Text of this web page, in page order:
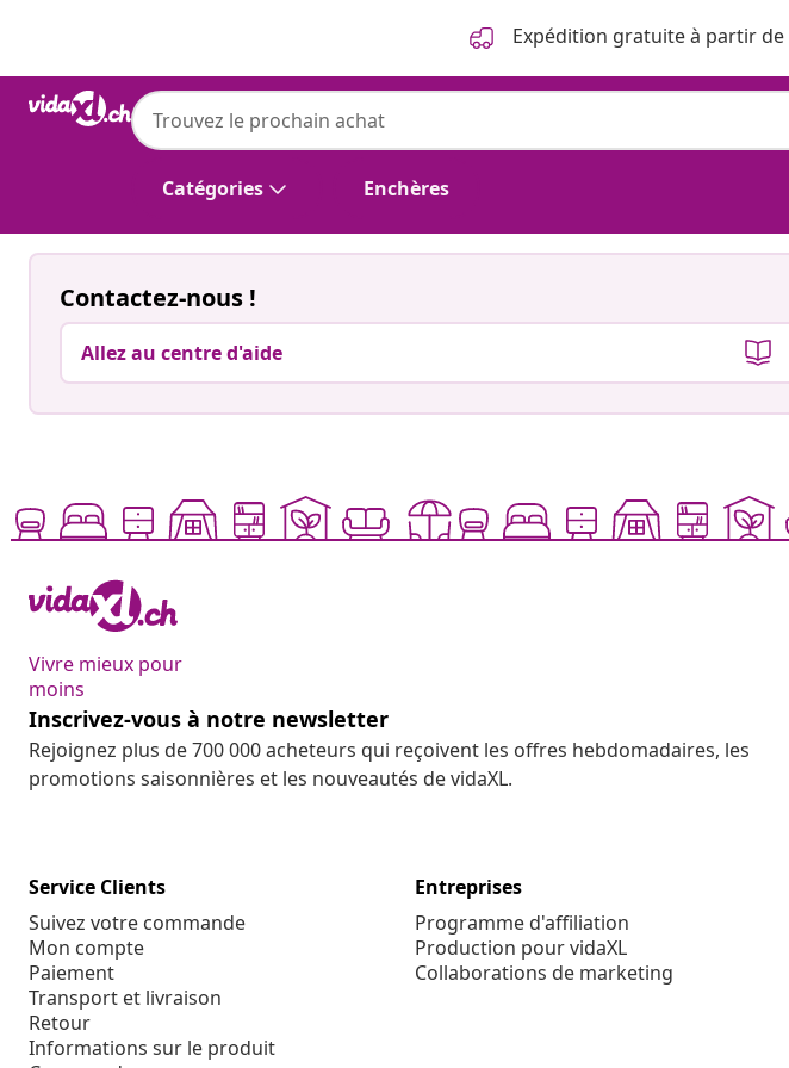
Expédition gratuite à partir de
Catégories Enchères
Contactez-nous !
Allez au centre d'aide
Vivre mieux pour
moins
Inscrivez-vous à notre newsletter
Rejoignez plus de 700 000 acheteurs qui reçoivent les offres hebdomadaires, les
promotions saisonnières et les nouveautés de vidaXL.
Service Clients
Suivez votre commande
Mon compte
Paiement
Transport et livraison
Retour
Informations sur le produit
Entreprises
Programme d'affiliation
Production pour vidaXL
Collaborations de marketing